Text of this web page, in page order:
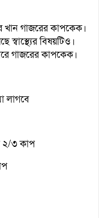
খান গাজরের কাপকেক।
বিষয়টিও।
গাজরের কাপকেক।
লাগবে
২/৩ কাপ